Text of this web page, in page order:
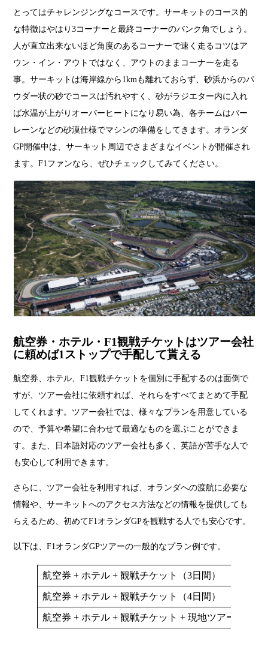
とってはチャレンジングなコースです。サーキットのコース的
な特徴はやはり3コーナーと最終コーナーのバンク角でしょう。
人が直立出来ないほど角度のあるコーナーで速く走るコツはア
ウン・イン・アウトではなく、アウトのままコーナーを走る
事。サーキットは海岸線から1kmも離れておらず、砂浜からのパ
ウダー状の砂でコースは汚れやすく、砂がラジエター内に入れ
ば水温が上がりオーバーヒートになり易い為、各チームはバー
レーンなどの砂漠仕様でマシンの準備をしてきます。オランダ
GP開催中は、サーキット周辺でさまざまなイベントが開催され
ます。F1ファンなら、ぜひチェックしてみてください。
航空券・ホテル・F1観戦チケットはツアー会社
に頼めば1ストップで手配して貰える
航空券、ホテル、F1観戦チケットを個別に手配するのは面倒で
すが、ツアー会社に依頼すれば、それらをすべてまとめて手配
してくれます。ツアー会社では、様々なプランを用意している
ので、予算や希望に合わせて最適なものを選ぶことができま
す。また、日本語対応のツアー会社も多く、英語が苦手な人で
も安心して利用できます。
さらに、ツアー会社を利用すれば、オランダへの渡航に必要な
情報や、サーキットへのアクセス方法などの情報を提供しても
らえるため、初めてF1オランダGPを観戦する人でも安心です。
以下は、F1オランダGPツアーの一般的なプラン例です。
航空券 + ホテル + 観戦チケット（3日間）
航空券 + ホテル + 観戦チケット（4日間）
航空券 + ホテル + 観戦チケット + 現地ツアー